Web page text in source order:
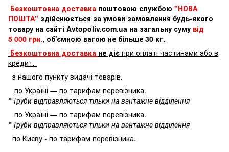
Безкоштовна доставка поштовою службою "НОВА
ПОШТА" здійснюється за умови замовлення будь-якого
товару на сайті Avtopoliv.com.ua на загальну суму від
5 000 грн., об'ємною вагою не більше 30 кг.
Безкоштовна доставка не діє при оплаті частинами або в
кредит.
з нашого пункту видачі товарів.
по Україні — по тарифам перевізника.
* Труби відправляються тільки на вантажне відділення
по Україні — по тарифам перевізника.
* Труби відправляються тільки на вантажне відділення
по Києву - по тарифам перевізника.